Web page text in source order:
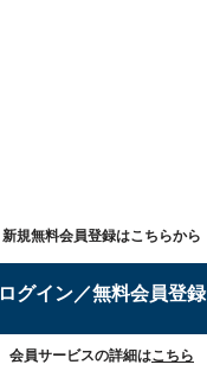
新規無料会員登録はこちらから
ログイン／無料会員登録
会員サービスの詳細はこちら